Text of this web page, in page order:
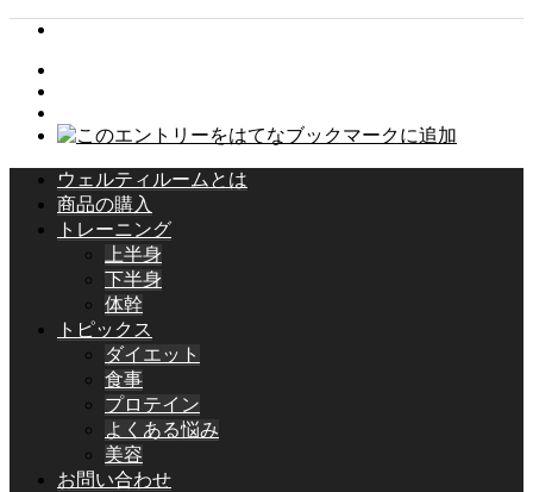
ウェルティルームとは
商品の購入
トレーニング
上半身
下半身
体幹
トピックス
ダイエット
食事
プロテイン
よくある悩み
美容
お問い合わせ